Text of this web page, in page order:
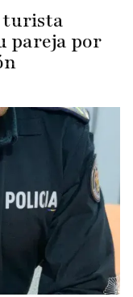
turista
pareja por